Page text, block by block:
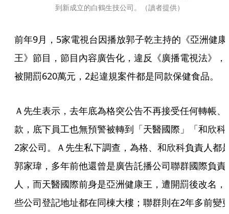
到新成立的白鶴生技公司。（讀者提供）
前年9月，5家電視台因播放郭子乾主持的《亞洲健康
王》節目，節目內容廣告化，違反《廣播電視法》，
被開罰620萬元，2起違規案件都是同款保健食品。
Ａ先生表示，去年底為格突公告不再接受任何轉帳、
款，底下員工也無預警被轉到「天醫國際」「和欣科
2家公司。Ａ先生私下調查，為格、和欣科負責人都
郭家瑋，多年前他還曾是廣告託播公司聯群國際負責
人，而天醫國際前身是亞洲健康王，遭開罰後改名，
些公司登記地址都在同棟大樓；聯群則在2年多前變